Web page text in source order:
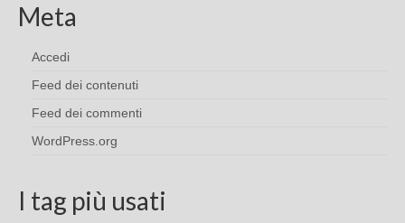
Meta
Accedi
Feed dei contenuti
Feed dei commenti
WordPress.org
I tag più usati